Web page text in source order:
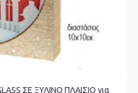
ΣΕ ΞΥΛΙΝΟ ΠΛΑΙΣΙΟ για